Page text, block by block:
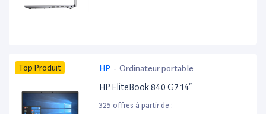
Top Produit HP - Ordinateur portable
HP EliteBook 840 G7 14”
325 offres à partir de :